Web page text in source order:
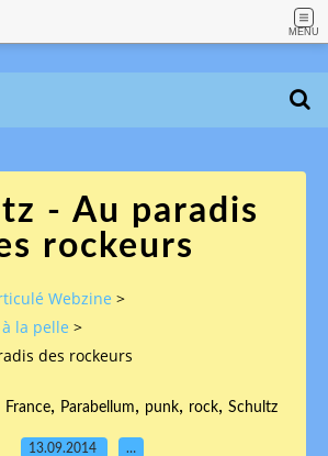
MENU
- Au paradis
rockeurs
Webzine >
la pelle >
des rockeurs
France, Parabellum, punk, rock, Schultz
13.09.2014 …